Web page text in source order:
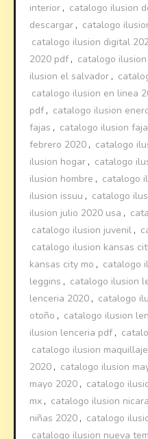
interior , catalogo ilusion
descargar , catalogo
catalogo ilusion digital
2020 pdf , catalogo
ilusion el salvador ,
catalogo ilusion en linea
pdf , catalogo ilusion
fajas , catalogo ilusion
febrero 2020 , catalogo
ilusion hogar , catalogo
ilusion hombre , catalogo
ilusion issuu , catalogo
ilusion julio 2020 usa ,
catalogo ilusion juvenil ,
catalogo ilusion kansas
kansas city mo , catalogo
leggins , catalogo ilusion
lenceria 2020 , catalogo
otoño , catalogo ilusion
ilusion lenceria pdf ,
catalogo ilusion maquillaje
2020 , catalogo ilusion
mayo 2020 , catalogo
mx , catalogo ilusion
niñas 2020 , catalogo
catalogo ilusion nueva